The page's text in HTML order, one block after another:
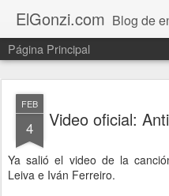
ElGonzi.com Blog de entretenimiento, chismes,
Página Principal
FEB
4 Video oficial:
Ya salió el video de la
Leiva e Iván Ferreiro.